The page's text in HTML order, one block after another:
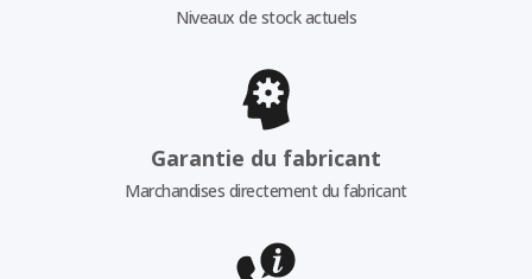
Niveaux de stock actuels
Garantie du fabricant
Marchandises directement du fabricant